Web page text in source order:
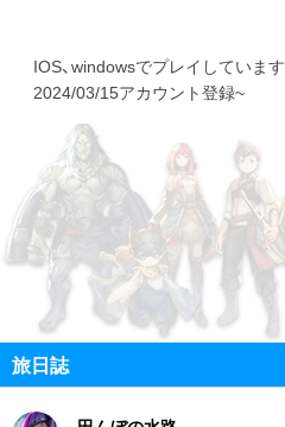
IOS、windowsでプレイしています
2024/03/15アカウント登録~
旅日誌